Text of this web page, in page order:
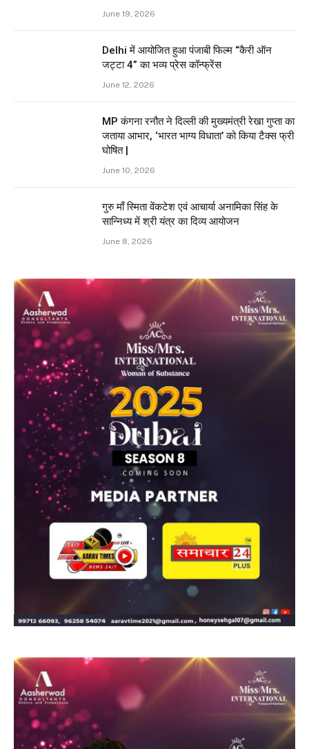
June 19, 2026
Delhi में आयोजित हुआ पंजाबी फिल्म “कैरी ऑन
जट्टा 4” का भव्य प्रेस कॉन्फ्रेंस
June 12, 2026
MP कंगना रनौत ने दिल्ली की मुख्यमंत्री रेखा गुप्ता का
जताया आभार, ‘भारत भाग्य विधाता’ को किया टैक्स फ्री
घोषित |
June 10, 2026
गुरु माँ स्मिता वेंकटेश एवं आचार्या अनामिका सिंह के
सान्निध्य में श्री यंत्र का दिव्य आयोजन
June 8, 2026